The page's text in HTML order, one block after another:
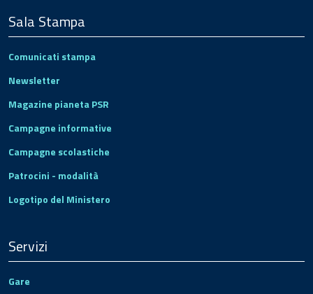
Sala Stampa
Comunicati stampa
Newsletter
Magazine pianeta PSR
Campagne informative
Campagne scolastiche
Patrocini - modalità
Logotipo del Ministero
Servizi
Gare